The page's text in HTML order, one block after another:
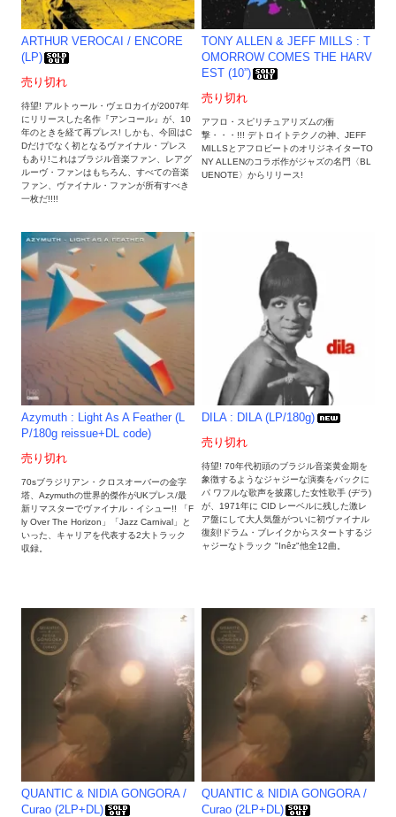
ARTHUR VEROCAI / ENCORE
(LP)
売り切れ
待望! アルトゥール・ヴェロカイが2007年
にリリースした名作『アンコール』が、10
年のときを経て再プレス! しかも、今回はC
Dだけでなく初となるヴァイナル・プレス
もあり!これはブラジル音楽ファン、レアグ
ルーヴ・ファンはもちろん、すべての音楽
ファン、ヴァイナル・ファンが所有すべき
一枚だ!!!!
TONY ALLEN & JEFF MILLS : T
OMORROW COMES THE HARV
EST (10”)
売り切れ
アフロ・スピリチュアリズムの衝
撃・・・!!! デトロイトテクノの神、JEFF
MILLSとアフロビートのオリジネイターTO
NY ALLENのコラボ作がジャズの名門〈BL
UENOTE〉からリリース!
Azymuth : Light As A Feather (L
P/180g reissue+DL code)
売り切れ
70sブラジリアン・クロスオーバーの金字
塔、Azymuthの世界的傑作がUKプレス/最
新リマスターでヴァイナル・イシュー!! 「F
ly Over The Horizon」「Jazz Carnival」と
いった、キャリアを代表する2大トラック
収録。
DILA : DILA (LP/180g)
売り切れ
待望! 70年代初頭のブラジル音楽黄金期を
象徴するようなジャジーな演奏をバックに
パ ワフルな歌声を披露した女性歌手 (ヂラ)
が、1971年に CID レーベルに残した激レ
ア盤にして大人気盤がついに初ヴァイナル
復刻!ドラム・ブレイクからスタートするジ
ャジーなトラック "Inêz"他全12曲。
QUANTIC & NIDIA GONGORA /
Curao (2LP+DL)
QUANTIC & NIDIA GONGORA /
Curao (2LP+DL)